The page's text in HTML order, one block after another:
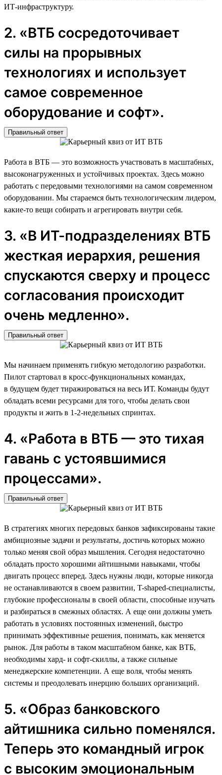
ИТ-инфраструктуру.
2. «ВТБ сосредоточивает
силы на прорывных
технологиях и использует
самое современное
оборудование и софт».
Правильный ответ
Работа в ВТБ — это возможность участвовать в масштабных,
высоконагруженных и устойчивых проектах. Здесь можно
работать с передовыми технологиями на самом современном
оборудовании. Мы стараемся быть технологическим лидером,
какие-то вещи собирать и агрегировать внутри себя.
3. «В ИТ-подразделениях ВТБ
жесткая иерархия, решения
спускаются сверху и процесс
согласования происходит
очень медленно».
Правильный ответ
Мы начинаем применять гибкую методологию разработки.
Пилот стартовал в кросс-функциональных командах,
в будущем будет тиражироваться на весь ИТ. Команды будут
обладать всеми ресурсами для того, чтобы делать свои
продукты и жить в 1-2-недельных спринтах.
4. «Работа в ВТБ — это тихая
гавань с устоявшимися
процессами».
Правильный ответ
В стратегиях многих передовых банков зафиксированы такие
амбициозные задачи и результаты, достичь которых можно
только меняя свой образ мышления. Сегодня недостаточно
обладать просто хорошими айтишными навыками, чтобы
двигать процесс вперед. Здесь нужны люди, которые никогда
не останавливаются в своем развитии, T-shaped-специалисты,
глубокие профессионалы в своей области, способные изучать
и разбираться в смежных областях. А еще они должны уметь
работать в условиях постоянных изменений, быстро
принимать эффективные решения, понимать, как меняется
рынок. Для работы в таком масштабном банке, как ВТБ,
необходимы хард- и софт-скиллы, а также сильные
менеджерские компетенции. А еще воля, чтобы менять
системы и преодолевать инерцию больших организаций.
5. «Образ банковского
айтишника сильно поменялся.
Теперь это командный игрок
с высоким эмоциональным